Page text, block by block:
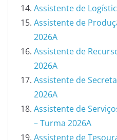
Assistente de
Assistente de
2026A
Assistente de
2026A
Assistente de
2026A
Assistente de
– Turma 2026A
Assistente de